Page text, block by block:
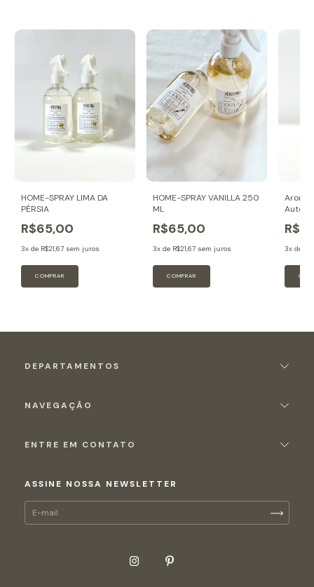
HOME-SPRAY LIMA DA
PÉRSIA
R$65,00
3x de R$21,67 sem juros
HOME-SPRAY VANILLA 250
ML
R$65,00
3x de R$21,67 sem juros 3x de
ASSINE NOSSA NEWSLETTER
DEPARTAMENTOS
NAVEGAÇÃO
ENTRE EM CONTATO